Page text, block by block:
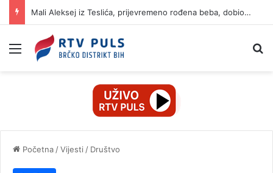
Mali Aleksej iz Teslića, prijevremeno rođena beba, dobio životnu bitku na UKC-u Srpske
Izbornik
Početna /Vijesti / Društvo